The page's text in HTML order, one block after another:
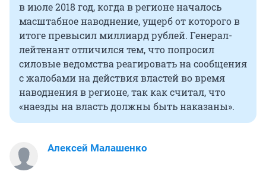
в июле 2018 год, когда в регионе началось
масштабное наводнение, ущерб от которого в
итоге превысил миллиард рублей. Генерал-
лейтенант отличился тем, что попросил
силовые ведомства реагировать на сообщения
с жалобами на действия властей во время
наводнения в регионе, так как считал, что
«наезды на власть должны быть наказаны».
Алексей Малашенко